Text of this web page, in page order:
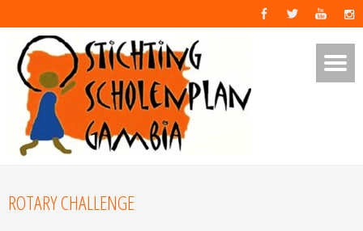
ROTARY CHALLENGE